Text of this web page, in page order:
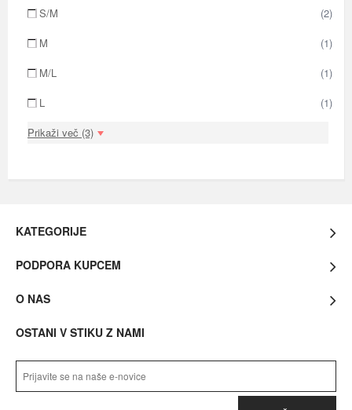
S/M
(2)
M
(1)
M/L
(1)
L
(1)
Prikaži več (3)
KATEGORIJE
PODPORA KUPCEM
O NAS
OSTANI V STIKU Z NAMI